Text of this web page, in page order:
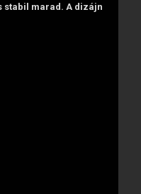
stabil marad. A dizájn